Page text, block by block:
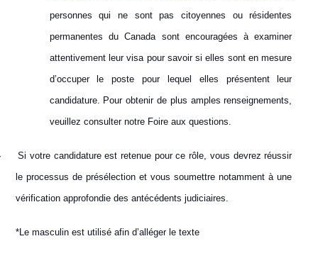
personnes qui ne sont pas citoyennes ou résidentes
permanentes du Canada sont encouragées à examiner
attentivement leur visa pour savoir si elles sont en mesure
d’occuper le poste pour lequel elles présentent leur
candidature. Pour obtenir de plus amples renseignements,
veuillez consulter notre Foire aux questions.
Si votre candidature est retenue pour ce rôle, vous devrez réussir
le processus de présélection et vous soumettre notamment à une
vérification approfondie des antécédents judiciaires.
*Le masculin est utilisé afin d’alléger le texte